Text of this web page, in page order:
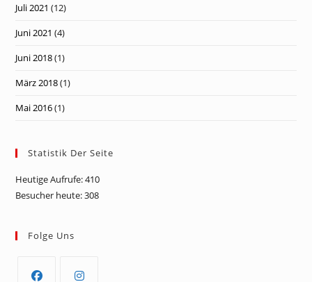
Juli 2021 (12)
Juni 2021 (4)
Juni 2018(1)
März 2018(1)
Mai 2016(1)
Statistik Der Seite
Heutige Aufrufe:410
Besucher heute:308
Folge Uns